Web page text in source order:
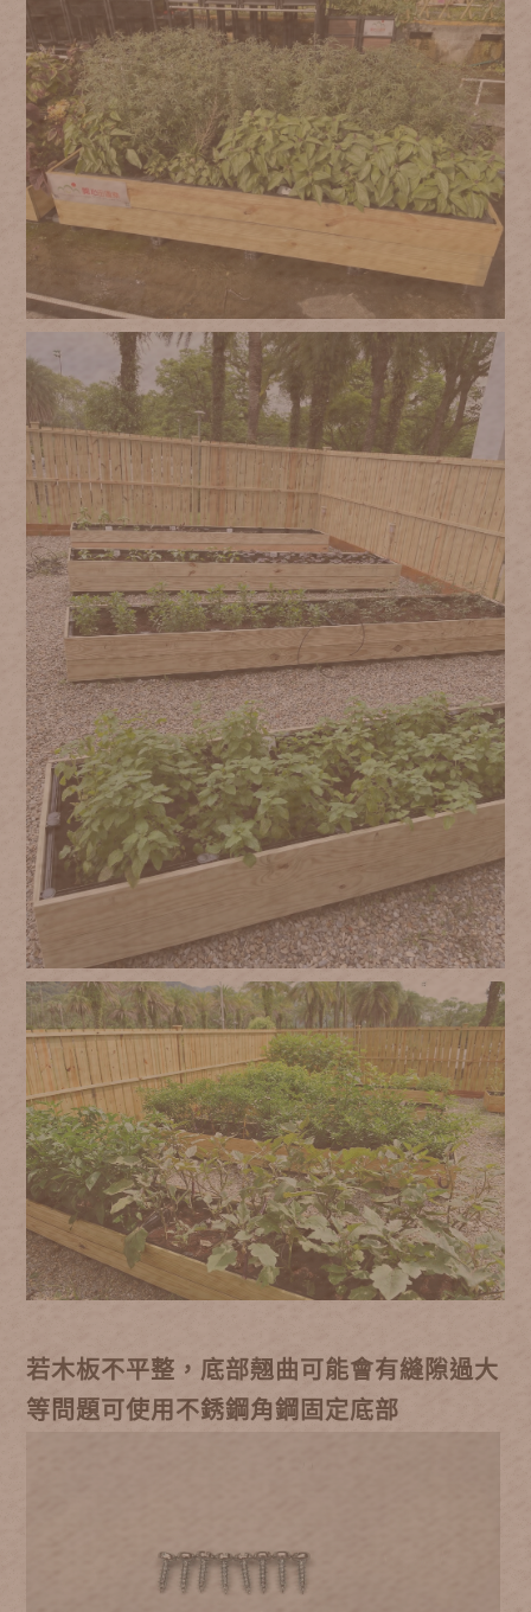
若木板不平整，底部翹曲可能會有縫隙過大
等問題可使用不銹鋼角鋼固定底部